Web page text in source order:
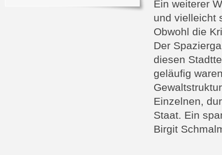
Ein weiterer
und vielleicht
Obwohl die
Der
diesen
geläufig
Einzelnen,
Staat. Ein
Birgit